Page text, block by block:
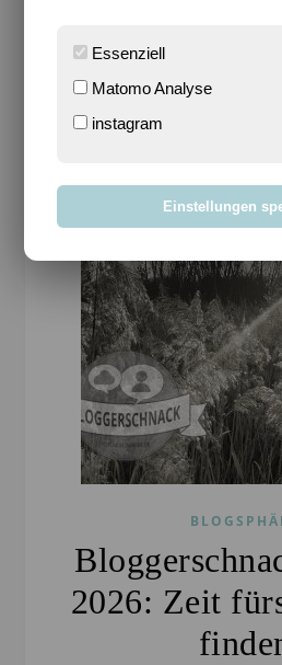
2026: Zeit
Essenziell
Matomo Analyse
instagram
Einstellungen